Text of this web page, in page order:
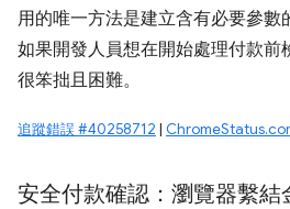
用的唯一方法是建立含有必要參數
如果開發人員想在開始處理付款前
很笨拙且困難。
追蹤錯誤 #40258712 |
安全付款確認：瀏覽器繫結